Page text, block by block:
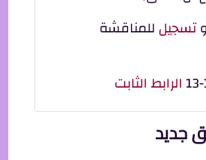
تسجيلللمناقشة
الرابط الثابت
جديد